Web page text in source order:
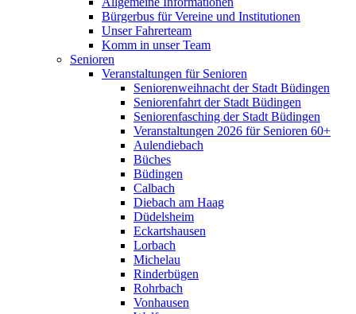
Bürgerbus für Vereine und Institutionen
Unser Fahrerteam
Komm in unser Team
Senioren
Veranstaltungen für Senioren
Seniorenweihnacht der Stadt Büdingen
Seniorenfahrt der Stadt Büdingen
Seniorenfasching der Stadt Büdingen
Veranstaltungen 2026 für Senioren 60+
Aulendiebach
Büches
Büdingen
Calbach
Diebach am Haag
Düdelsheim
Eckartshausen
Lorbach
Michelau
Rinderbügen
Rohrbach
Vonhausen